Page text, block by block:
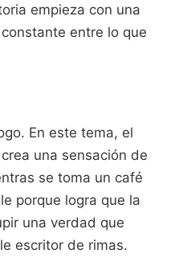
empieza con una
entre lo que
En este tema, el
una sensación de
se toma un café
porque logra que la
una verdad que
escritor de rimas.